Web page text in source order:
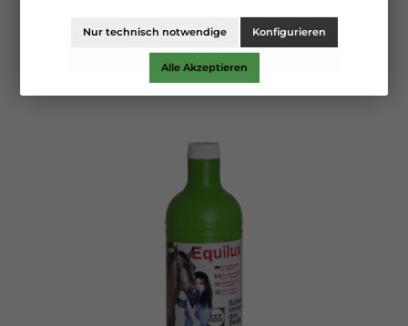
Details
Nur technisch notwendige Konfigurieren
Alle Akzeptieren